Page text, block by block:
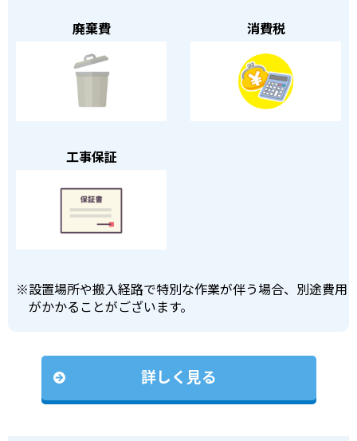
廃棄費 消費税
工事保証
※設置場所や搬入経路で特別な作業が伴う場合、別途費用
がかかることがございます。
詳しく見る